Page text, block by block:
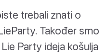
trebali znati o
Također smo
Party ideja košulja